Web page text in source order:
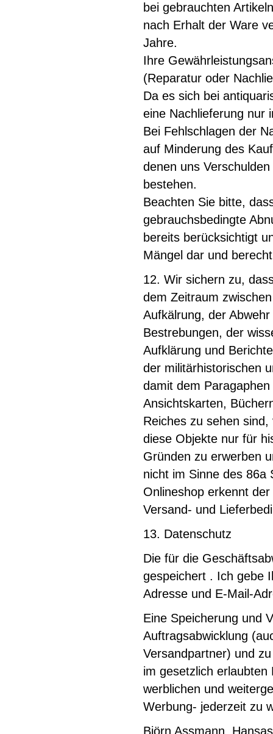
bei gebrauchten
nach Erhalt der Ware
Jahre.
Ihre
(Reparatur oder
Da es sich bei
eine Nachlieferung nur
Bei Fehlschlagen der
auf Minderung des
denen uns
bestehen.
Beachten Sie bitte,
gebrauchsbedingte
bereits berücksichtigt
Mängel dar und
12. Wir sichern zu,
dem Zeitraum
Aufkälrung, der
Bestrebungen, der
Aufklärung und
der militärhistorischen
damit dem
Ansichtskarten,
Reiches zu sehen
diese Objekte nur für
Gründen zu erwerben
nicht im Sinne des 86a
Onlineshop erkennt
Versand- und
13. Datenschutz
Die für die
gespeichert . Ich gebe
Adresse und E-Mail-
Eine Speicherung und
Auftragsabwicklung
Versandpartner) und
im gesetzlich
werblichen und
Werbung- jederzeit zu
Björn Assmann,